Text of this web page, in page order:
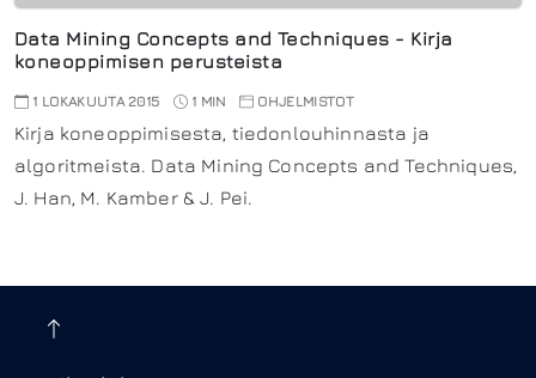
Data Mining Concepts and Techniques - Kirja
koneoppimisen perusteista
1 LOKAKUUTA 2015 1 MIN OHJELMISTOT
Kirja koneoppimisesta, tiedonlouhinnasta ja
algoritmeista. Data Mining Concepts and Techniques,
J. Han, M. Kamber & J. Pei.